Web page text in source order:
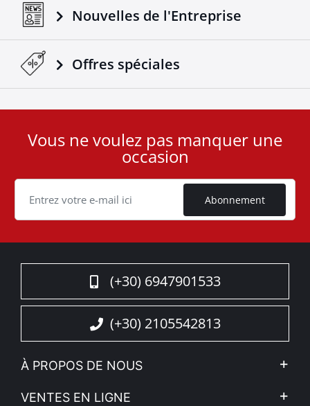
Nouvelles de l'Entreprise
Offres spéciales
User
Cookie
Vous ne voulez pas manquer une
occasion
Abonnement
(+30) 6947901533
(+30) 2105542813
À PROPOS DE NOUS
L'entreprise
VENTES EN LIGNE